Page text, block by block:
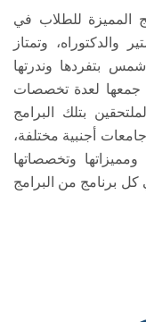
الأنظمة الذكية
الإعلام
تواصل معنا
الطلاب
للطلاب في
والدكتوراه، وتمتاز
بتفردها وندرتها
جمعها لعدة تخصصات
بتلك البرامج
أجنبية مختلفة،
وتخصصاتها
برنامج من البرامج